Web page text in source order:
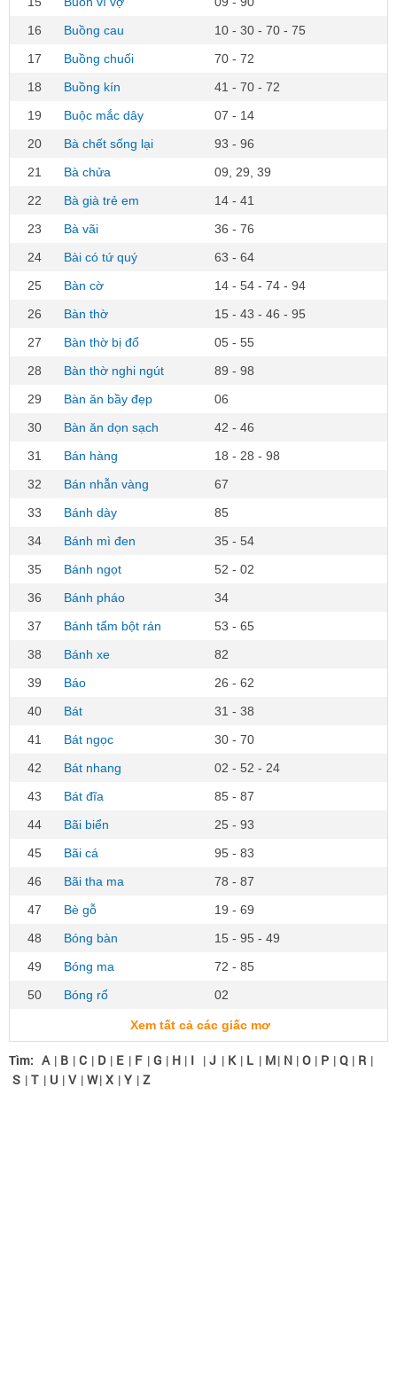
16
Buồng cau
10 - 30 - 70 - 75
17
Buồng chuối
70 - 72
18
Buồng kín
41 - 70 - 72
19
Buộc mắc dây
07 - 14
20
Bà chết sống lại
93 - 96
21
Bà chửa
09, 29, 39
22
Bà già trẻ em
14 - 41
23
Bà vãi
36 - 76
24
Bài có tứ quý
63 - 64
25
Bàn cờ
14 - 54 - 74 - 94
26
Bàn thờ
15 - 43 - 46 - 95
27
Bàn thờ bị đổ
05 - 55
28
Bàn thờ nghi ngút
89 - 98
29
Bàn ăn bầy đẹp
06
30
Bàn ăn dọn sạch
42 - 46
31
Bán hàng
18 - 28 - 98
32
Bán nhẫn vàng
67
33
Bánh dày
85
34
Bánh mì đen
35 - 54
35
Bánh ngọt
52 - 02
36
Bánh pháo
34
37
Bánh tẩm bột rán
53 - 65
38
Bánh xe
82
39
Báo
26 - 62
40
Bát
31 - 38
41
Bát ngọc
30 - 70
42
Bát nhang
02 - 52 - 24
43
Bát đĩa
85 - 87
44
Bãi biển
25 - 93
45
Bãi cá
95 - 83
46
Bãi tha ma
78 - 87
47
Bè gỗ
19 - 69
48
Bóng bàn
15 - 95 - 49
49
Bóng ma
72 - 85
50
Bóng rổ 02
Xem tất cả các giấc mơ
Tìm: A | B | C | D | E | F | G | H | I | J | K | L | M| N | O | P | Q | R |
S | T | U | V | W| X | Y | Z